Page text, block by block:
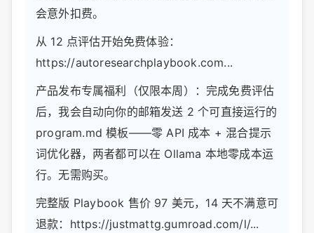
会意外扣费。
从 12 点评估开始免费体验：
https://autoresearchplaybook.com...
产品发布专属福利（仅限本周）：完成免费评估
后，我会自动向你的邮箱发送 2 个可直接运行的
program.md 模板——零 API 成本 + 混合提示
词优化器，两者都可以在 Ollama 本地零成本运
行。无需购买。
完整版 Playbook 售价 97 美元，14 天不满意可
退款：https://justmattg.gumroad.com/l/...